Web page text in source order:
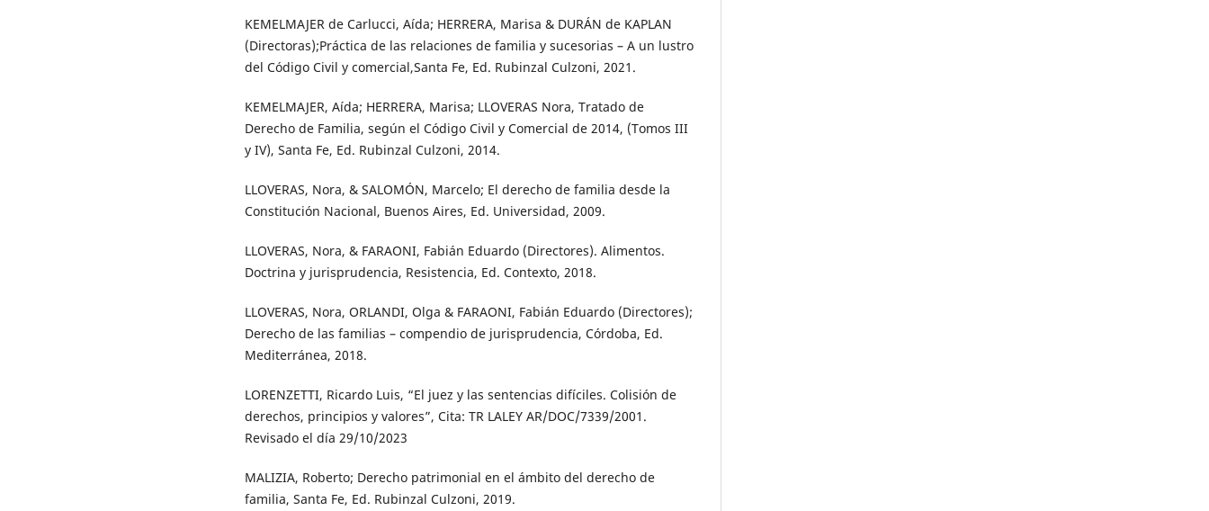
KEMELMAJER de Carlucci, Aída; HERRERA, Marisa & DURÁN de KAPLAN
(Directoras);Práctica de las relaciones de familia y sucesorias – A un lustro
del Código Civil y comercial,Santa Fe, Ed. Rubinzal Culzoni, 2021.
KEMELMAJER, Aída; HERRERA, Marisa; LLOVERAS Nora, Tratado de
Derecho de Familia, según el Código Civil y Comercial de 2014, (Tomos III
y IV), Santa Fe, Ed. Rubinzal Culzoni, 2014.
LLOVERAS, Nora, & SALOMÓN, Marcelo; El derecho de familia desde la
Constitución Nacional, Buenos Aires, Ed. Universidad, 2009.
LLOVERAS, Nora, & FARAONI, Fabián Eduardo (Directores). Alimentos.
Doctrina y jurisprudencia, Resistencia, Ed. Contexto, 2018.
LLOVERAS, Nora, ORLANDI, Olga & FARAONI, Fabián Eduardo (Directores);
Derecho de las familias – compendio de jurisprudencia, Córdoba, Ed.
Mediterránea, 2018.
LORENZETTI, Ricardo Luis, “El juez y las sentencias difíciles. Colisión de
derechos, principios y valores”, Cita: TR LALEY AR/DOC/7339/2001.
Revisado el día 29/10/2023
MALIZIA, Roberto; Derecho patrimonial en el ámbito del derecho de
familia, Santa Fe, Ed. Rubinzal Culzoni, 2019.